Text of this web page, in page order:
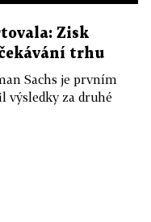
Zisk
trhu
Sachs je prvním
za druhé